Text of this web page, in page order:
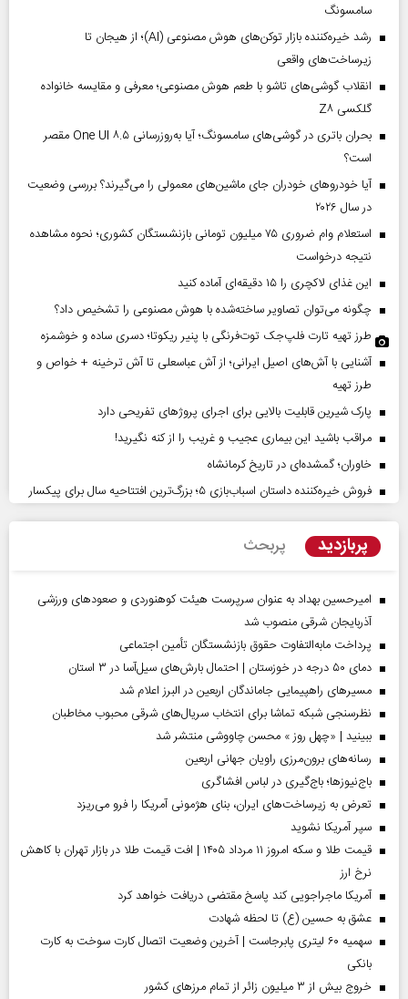
سامسونگ
رشد خیره‌کننده بازار توکن‌های هوش مصنوعی (AI)؛ از هیجان تا
زیرساخت‌های واقعی
انقلاب گوشی‌های تاشو‌ با طعم هوش مصنوعی؛ معرفی و مقایسه خانواده
گلکسی Z۸
بحران باتری در گوشی‌های سامسونگ؛ آیا به‌روزرسانی One UI ۸.۵ مقصر
است؟
آیا خودروهای خودران جای ماشین‌های معمولی را می‌گیرند؟ بررسی وضعیت
در سال ۲۰۲۶
استعلام وام ضروری ۷۵ میلیون تومانی بازنشستگان کشوری؛ نحوه مشاهده
نتیجه درخواست
این غذای لاکچری را ۱۵ دقیقه‌ای آماده کنید
چگونه می‌توان تصاویر ساخته‌شده با هوش مصنوعی را تشخیص داد؟
طرز تهیه تارت فلپ‌جک توت‌فرنگی با پنیر ریکوتا؛ دسری ساده و خوشمزه
آشنایی با آش‌های اصیل ایرانی؛ از آش عباسعلی تا آش ترخینه + خواص و
طرز تهیه
پارک شیرین قابلیت‌ بالایی برای اجرای پروژهای تفریحی دارد
مراقب باشید این بیماری عجیب و غریب را از کنه نگیرید!
خاوران؛ گمشده‌ای در تاریخ کرمانشاه
فروش خیره‌کننده داستان اسباب‌بازی ۵؛ بزرگ‌ترین افتتاحیه سال برای پیکسار
پربازدید پربحث
امیرحسین بهداد به عنوان سرپرست هیئت کوهنوردی و صعودهای ورزشی
آذربایجان شرقی منصوب شد
پرداخت مابه‌التفاوت حقوق بازنشستگان تأمین اجتماعی
دمای ۵۰ درجه در خوزستان | احتمال بارش‌های سیل‌آسا در ۳ استان
مسیر‌های راهپیمایی جاماندگان اربعین در البرز اعلام شد
نظرسنجی شبکه تماشا برای انتخاب سریال‌های شرقی محبوب مخاطبان
ببینید | «چهل روز » محسن چاووشی منتشر شد
رسانه‌های برون‌مرزی راویان جهانی اربعین
باج‌نیوزها؛ باج‌گیری در لباس افشاگری
تعرض به زیرساخت‌های ایران، بنای هژمونی آمریکا را فرو می‌ریزد
سپر آمریکا نشوید
قیمت طلا و سکه امروز ۱۱ مرداد ۱۴۰۵ | افت قیمت طلا در بازار تهران با کاهش
نرخ ارز
آمریکا ماجراجویی کند پاسخ مقتضی دریافت خواهد کرد
عشق به حسین (ع) تا لحظه شهادت
سهمیه ۶۰ لیتری پابرجاست | آخرین وضعیت اتصال کارت سوخت به کارت
بانکی
خروج بیش از ۳ میلیون زائر از تمام مرز‌های کشور